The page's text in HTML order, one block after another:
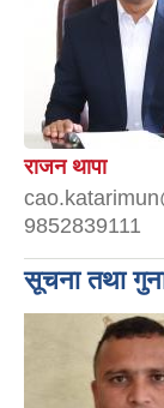
राजन थापा
9852839111
सूचना तथा